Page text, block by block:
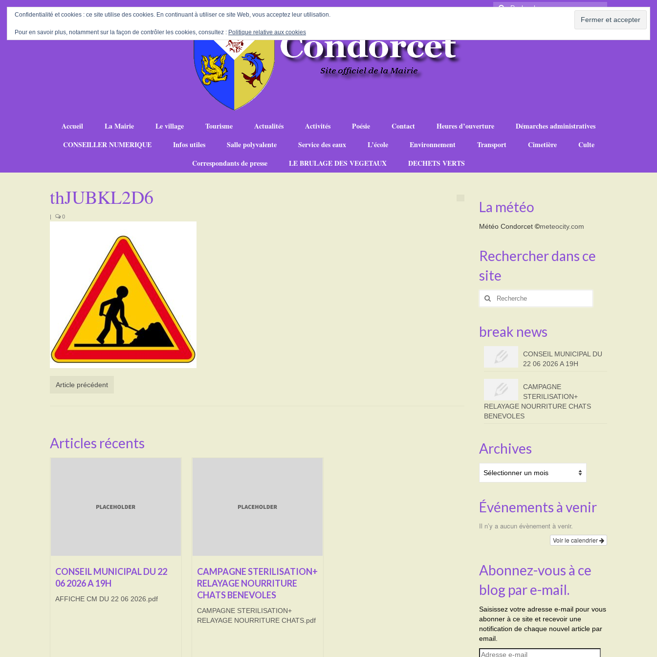
Rechercher
Accueil La Mairie Le village Tourisme Actualités Activités Poésie Contact Heures d’ouverture
Démarches administratives
CONSEILLER NUMERIQUE
Infos utiles Salle polyvalente Service des eaux L’école Environnement Transport Cimetière
Culte
Correspondants de presse
LE BRULAGE DES VEGETAUX DECHETS VERTS
thJUBKL2D6
| 0
Article précédent
Articles récents
CONSEIL MUNICIPAL DU 22
06 2026 A 19H
AFFICHE CM DU 22 06 2026.pdf
CAMPAGNE STERILISATION+
RELAYAGE NOURRITURE
CHATS BENEVOLES
CAMPAGNE STERILISATION+
RELAYAGE NOURRITURE CHATS.pdf
La météo
Météo Condorcet©meteocity.com
Rechercher dans ce
site
Rechercher
break news
CONSEIL MUNICIPAL DU
22 06 2026 A 19H
CAMPAGNE
STERILISATION+
RELAYAGE NOURRITURE CHATS
BENEVOLES
Archives
Événements à venir
Il n’y a aucun évènement à venir.
Voir le calendrier
Abonnez-vous à ce
blog par e-mail.
Saisissez votre adresse e-mail pour vous
abonner à ce site et recevoir une
notification de chaque nouvel article par
email.
Adresse
Confidentialité et cookies : ce site utilise des cookies. En continuant à utiliser ce site Web, vous acceptez leur utilisation.
Pour en savoir plus, notamment sur la façon de contrôler les cookies, consultez : Politique relative aux cookies